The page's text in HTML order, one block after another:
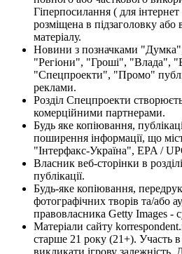
Гіперпосилання ( для
розміщена в підзаголовку або
матеріалу.
Новини з позначками
"Регіони", "Гроші", "Влада",
"Спецпроекти", "Промо"
реклами.
Розділ Спецпроекти
комерційними партнерами.
Будь яке копіювання,
поширення інформації, що
"Інтерфакс-Україна", EPA /
Власник веб-сторінки в
публікації.
Будь-яке копіювання,
фотографічних творів та/або
правовласника Getty Images -
Матеріали сайту
старше 21 року (21+). Участь
викликати ігрову